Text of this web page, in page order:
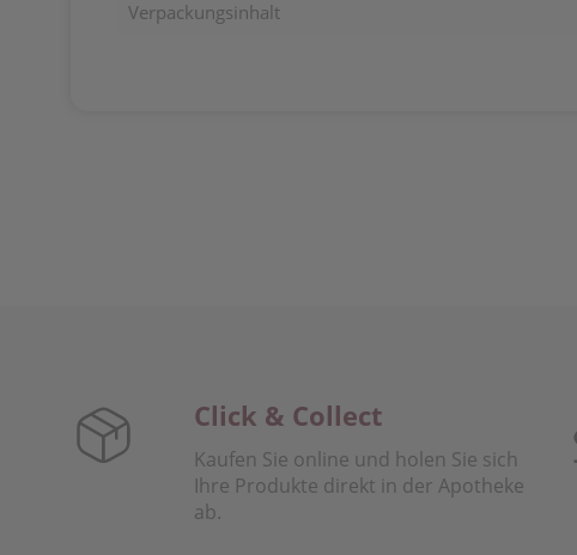
Verpackungsinhalt
Click & Collect
Kaufen Sie online und holen Sie sich
Ihre Produkte direkt in der Apotheke
ab.